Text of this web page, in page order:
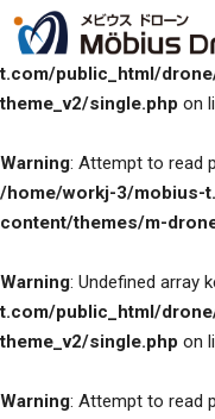
Warning : Undefined array
t.com/public_html/
theme_v2/single.php on
Warning: Attempt to read
/home/workj-3/mobius-
content/themes/m-
Warning: Undefined array
t.com/public_html/
theme_v2/single.php on
Warning: Attempt to read